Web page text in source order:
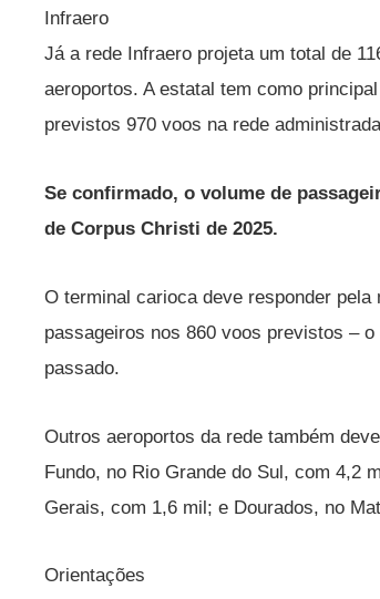
Infraero
Já a rede Infraero projeta um total de
aeroportos. A estatal tem como
previstos 970 voos na rede
Se confirmado, o volume de
de Corpus Christi de 2025.
O terminal carioca deve responder
passageiros nos 860 voos previstos –
passado.
Outros aeroportos da rede também
Fundo, no Rio Grande do Sul, com 4,2
Gerais, com 1,6 mil; e Dourados, no
Orientações